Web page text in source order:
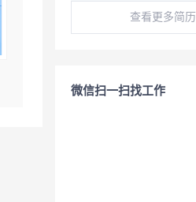
查看更多简历
微信扫一扫找工作